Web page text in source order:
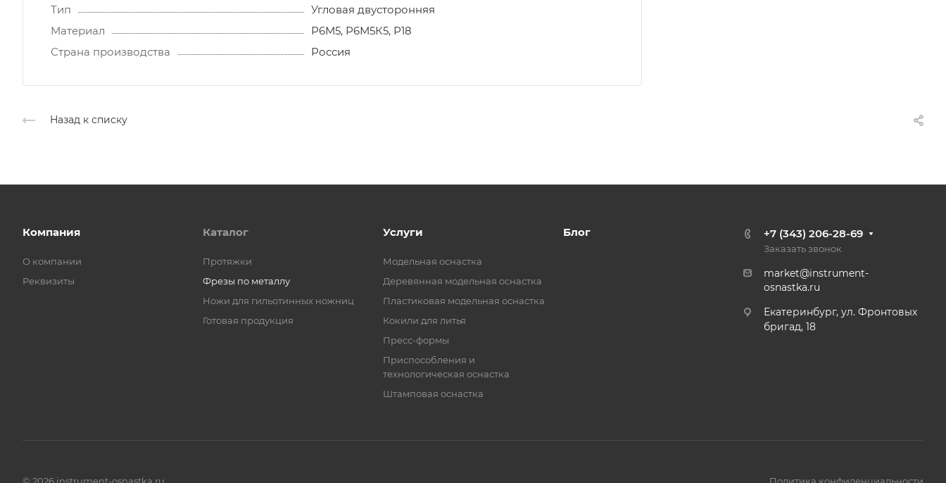
Тип
Угловая двусторонняя
Материал
Р6М5, Р6М5К5, Р18
Страна производства
Россия
Назад к списку
Компания
О компании
Реквизиты
Каталог
Протяжки
Фрезы по металлу
Ножи для гильотинных ножниц
Готовая продукция
Услуги
Модельная оснастка
Деревянная модельная оснастка
Пластиковая модельная оснастка
Кокили для литья
Пресс-формы
Приспособления и
технологическая оснастка
Штамповая оснастка
Блог +7 (343) 206-28-69
Заказать звонок
market@instrument-
osnastka.ru
Екатеринбург, ул. Фронтовых
бригад, 18